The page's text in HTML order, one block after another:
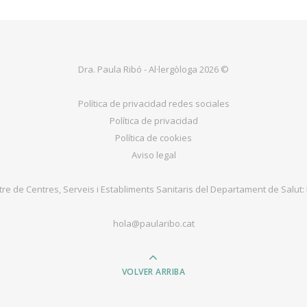
Dra. Paula Ribó - Al·lergòloga 2026 ©
Política de privacidad redes sociales
Política de privacidad
Política de cookies
Aviso legal
de Centres, Serveis i Establiments Sanitaris del Departament de Salut:
hola@paularibo.cat
VOLVER ARRIBA